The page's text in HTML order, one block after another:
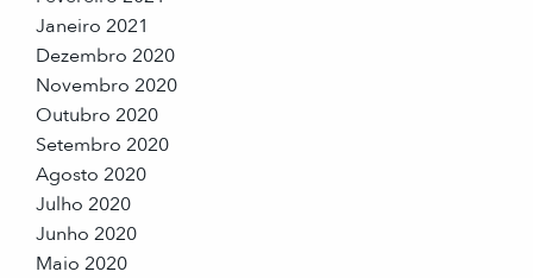
Janeiro 2021
Dezembro 2020
Novembro 2020
Outubro 2020
Setembro 2020
Agosto 2020
Julho 2020
Junho 2020
Maio 2020